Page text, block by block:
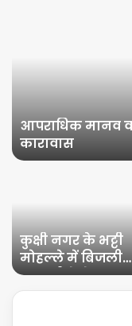
आपराधिक मानव
कारावास
कुक्षी नगर के भट्टी
मोहल्ले में बिजली
कम्पनी के ठेकदार
दिखी लापरवाही।